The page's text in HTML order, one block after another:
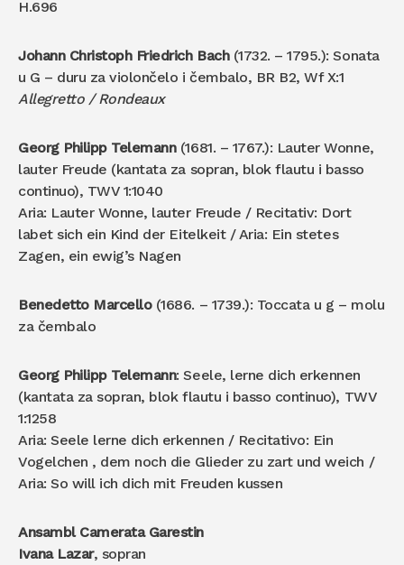
H.696
Johann Christoph Friedrich Bach(1732. – 1795.): Sonata
u G – duru za violončelo i čembalo, BR B2, Wf X:1
Allegretto / Rondeaux
Georg Philipp Telemann(1681. – 1767.): Lauter Wonne,
lauter Freude (kantata za sopran, blok flautu i basso
continuo), TWV 1:1040
Aria: Lauter Wonne, lauter Freude / Recitativ: Dort
labet sich ein Kind der Eitelkeit / Aria: Ein stetes
Zagen, ein ewig’s Nagen
Benedetto Marcello(1686. – 1739.): Toccata u g – molu
za čembalo
Georg Philipp Telemann: Seele, lerne dich erkennen
(kantata za sopran, blok flautu i basso continuo), TWV
1:1258
Aria: Seele lerne dich erkennen / Recitativo: Ein
Vogelchen , dem noch die Glieder zu zart und weich /
Aria: So will ich dich mit Freuden kussen
Ansambl Camerata Garestin
Ivana Lazar, sopran